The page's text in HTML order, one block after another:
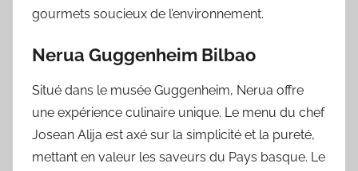
gourmets soucieux de l’environnement.
Nerua Guggenheim Bilbao
Situé dans le musée Guggenheim, Nerua offre
une expérience culinaire unique. Le menu du chef
Josean Alija est axé sur la simplicité et la pureté,
mettant en valeur les saveurs du Pays basque. Le